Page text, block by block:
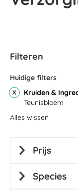
Filteren
Huidige filters
Kruiden &
Teunisbloem
Alles wissen
Prijs
Species